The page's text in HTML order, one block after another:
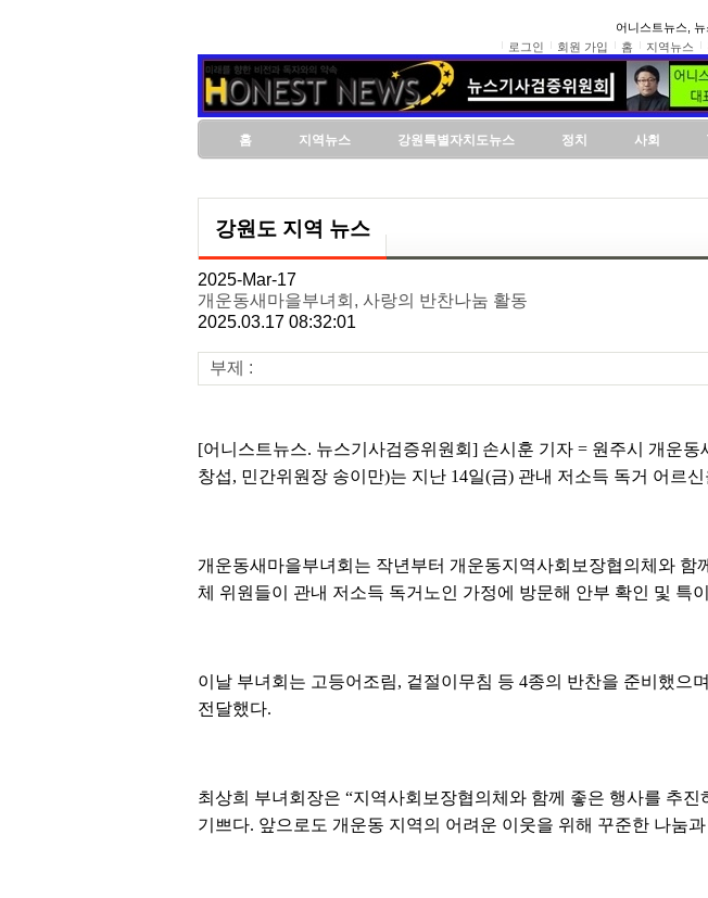
어니스트뉴스,
로그인
회원 가입 홈 지역뉴스
홈 지역뉴스 강원특별자치도뉴스 정치 사회
강원도 지역 뉴스
2025-Mar-17
개운동새마을부녀회, 사랑의 반찬나눔 활동
2025.03.17 08:32:01
부제 :
[어니스트뉴스. 뉴스기사검증위원회] 손시훈 기자 = 원주시 개운
창섭, 민간위원장 송이만)는 지난 14일(금) 관내 저소득 독거 어르
개운동새마을부녀회는 작년부터 개운동지역사회보장협의체와
체 위원들이 관내 저소득 독거노인 가정에 방문해 안부 확인 및 특
이날 부녀회는 고등어조림, 겉절이무침 등 4종의 반찬을 준비했으
전달했다.
최상희 부녀회장은 “지역사회보장협의체와 함께 좋은 행사를 추
기쁘다. 앞으로도 개운동 지역의 어려운 이웃을 위해 꾸준한 나눔